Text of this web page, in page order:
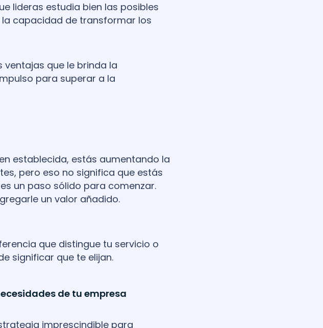
lideras estudia bien las posibles
capacidad de transformar los
ventajas que le brinda la
para superar a la
establecida, estás aumentando la
pero eso no significa que estás
un paso sólido para comenzar.
un valor añadido.
que distingue tu servicio o
significar que te elijan.
de tu empresa
imprescindible para